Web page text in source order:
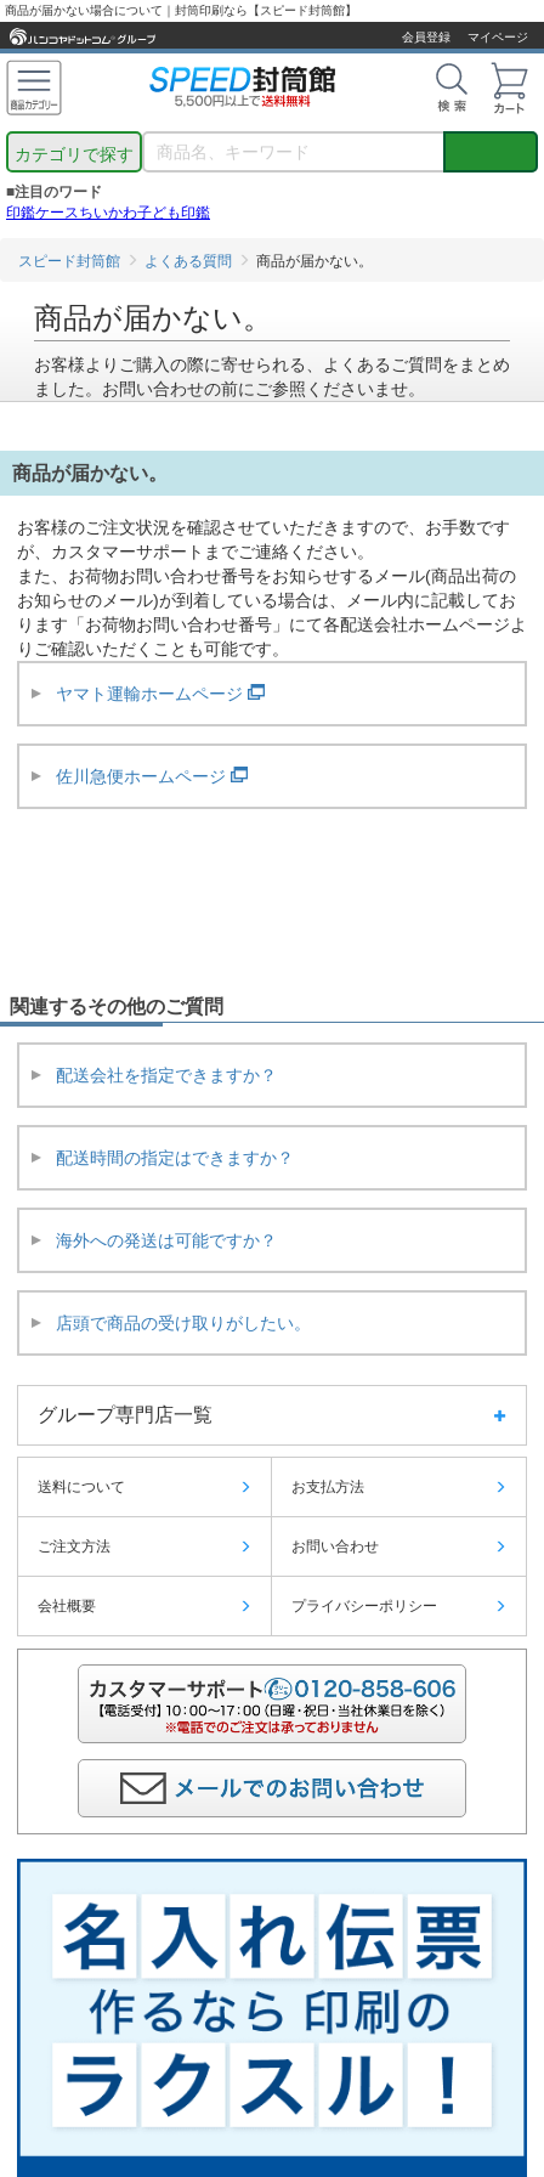
商品が届かない場合について｜封筒印刷なら【スピード封筒館】
会員登録
マイページ
カテゴリで探す
■注目のワード
印鑑ケースちいかわ子ども印鑑
スピード封筒館 よくある質問 商品が届かない。
商品が届かない。
お客様よりご購入の際に寄せられる、よくあるご質問をまとめ
ました。お問い合わせの前にご参照くださいませ。
商品が届かない。
お客様のご注文状況を確認させていただきますので、お手数です
が、カスタマーサポートまでご連絡ください。
また、お荷物お問い合わせ番号をお知らせするメール(商品出荷の
お知らせのメール)が到着している場合は、メール内に記載してお
ります「お荷物お問い合わせ番号」にて各配送会社ホームページよ
りご確認いただくことも可能です。
ヤマト運輸ホームページ
佐川急便ホームページ
関連するその他のご質問
配送会社を指定できますか？
配送時間の指定はできますか？
海外への発送は可能ですか？
店頭で商品の受け取りがしたい。
グループ専門店一覧
送料について お支払方法
ご注文方法 お問い合わせ
会社概要 プライバシーポリシー